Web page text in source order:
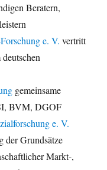
Beratern,
e. V. vertritt
gemeinsame
BVM, DGOF
e. V.
der Grundsätze
Markt-,